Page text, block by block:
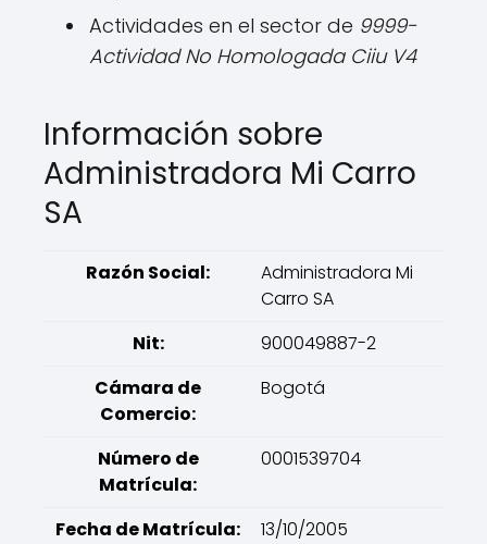
Actividades en el sector de 9999-
Actividad No Homologada Ciiu V4
Información sobre
Administradora Mi Carro
SA
Razón Social:
Administradora Mi
Carro SA
Nit:
900049887-2
Cámara de
Comercio:
Bogotá
Número de
Matrícula:
0001539704
Fecha de Matrícula:
13/10/2005